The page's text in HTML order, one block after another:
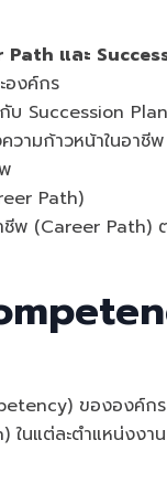
Path และ
องค์กร
บ Succession
วามก้าวหน้าในอา
Path)
ชีพ (Career
ขององค์กร
ในแต่ละตำแหน่งงาน